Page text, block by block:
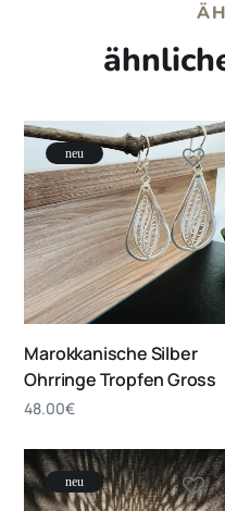
neu
Marokkanische Silber
Ohrringe Tropfen Gross
48.00€
neu